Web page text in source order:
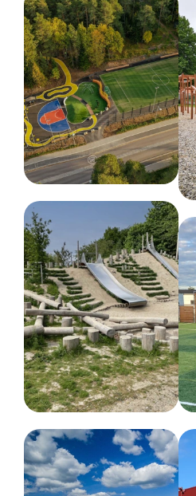
kommuner og institutioner,
vedligeholdelsesfrit og
kan stå ude året rundt.